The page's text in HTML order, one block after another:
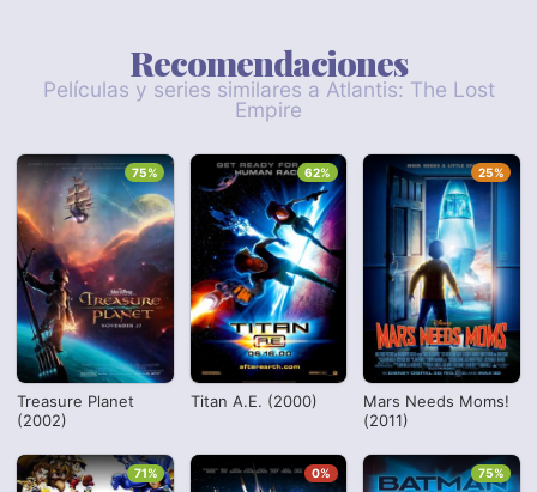
Recomendaciones
Películas y series similares a Atlantis: The Lost
Empire
Treasure Planet
(2002)
75%
Titan A.E. (2000)
62%
Mars Needs Moms!
(2011)
25%
71% 0% 75%